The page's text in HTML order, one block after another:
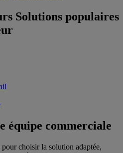
Solutions populaires
équipe commerciale
pour choisir la solution adaptée,